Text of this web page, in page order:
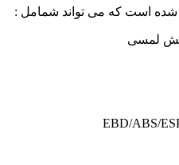
شده است که می تواند شمامل :